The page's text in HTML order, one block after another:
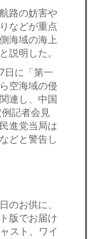
路の妨害や
などが重点
海域の海上
説明した。
日に「第一
空海域の侵
連し、中国
記者会見
進党当局は
どと警告し
のお供に、
版でお届け
スト、ワイ